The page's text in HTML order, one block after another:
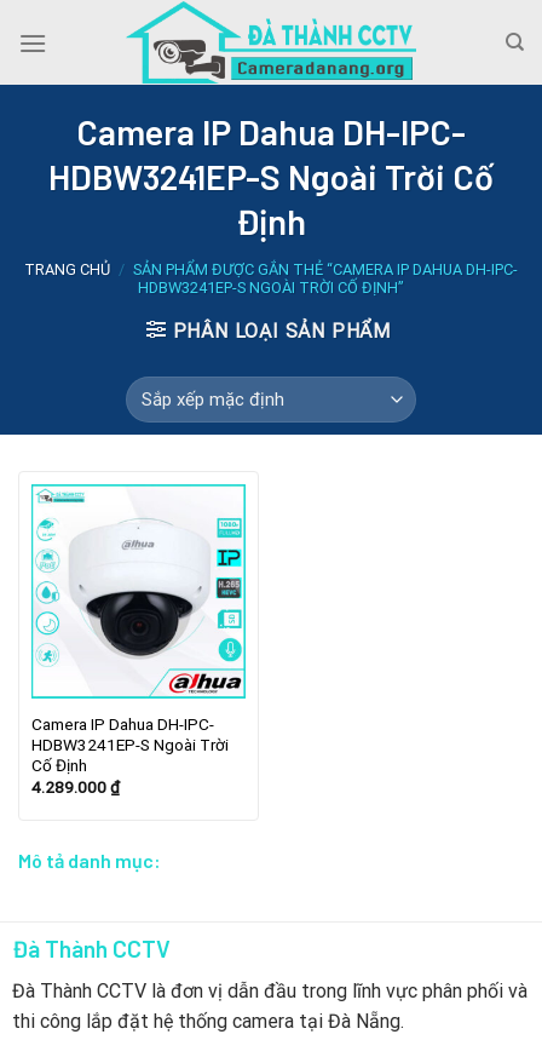
Camera IP Dahua DH-IPC-
HDBW3241EP-S Ngoài Trời Cố
Định
TRANG CHỦ / SẢN PHẨM ĐƯỢC GẮN THẺ “CAMERA IP DAHUA DH-IPC-
HDBW3241EP-S NGOÀI TRỜI CỐ ĐỊNH”
PHÂN LOẠI SẢN PHẨM
Camera IP Dahua DH-IPC-
HDBW3241EP-S Ngoài Trời
Cố Định
4.289.000₫
Mô tả danh mục:
Đà Thành CCTV
Đà Thành CCTV là đơn vị dẫn đầu trong lĩnh vực phân phối và
thi công lắp đặt hệ thống camera tại Đà Nẵng.